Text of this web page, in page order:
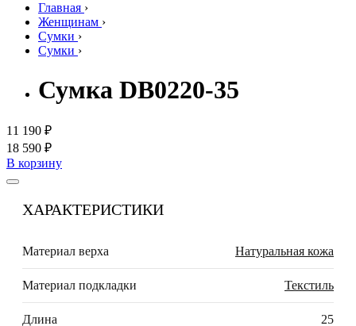
Главная ›
Женщинам ›
Сумки ›
Сумки ›
Сумка DB0220-35
11 190 ₽
18 590 ₽
В корзину
ХАРАКТЕРИСТИКИ
Материал верха Натуральная кожа
Материал подкладки Текстиль
Длина 25